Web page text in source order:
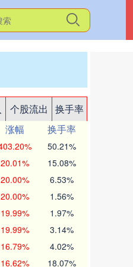
个股流出
换手率
涨幅
换手率
50.21%
20.01% 15.08%
20.00% 6.53%
20.00% 1.56%
19.99% 1.97%
19.99% 3.14%
16.79% 4.02%
16.62% 18.07%